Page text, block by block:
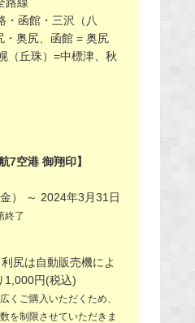
・函館・三沢（八
・奥尻、函館 = 奥尻
（丘珠）=中標津、秋
7空港 御翔印】
） ～ 2024年3月31日
終了
尻は自動販売機によ
1,000円(税込)
ご購入いただくため、
を制限させていただきま